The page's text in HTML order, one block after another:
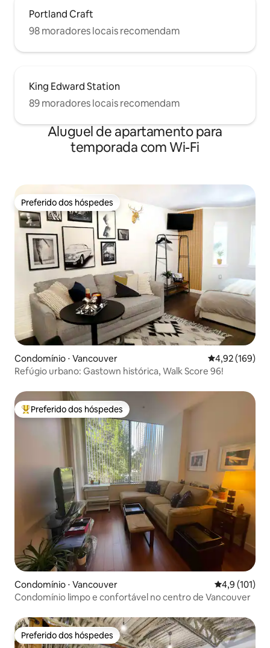
Portland Craft
98 moradores locais recomendam
King Edward Station
89 moradores locais recomendam
Aluguel de apartamento para
temporada com Wi-Fi
Preferido dos hóspedes
Preferido dos hóspedes
Condomínio ⋅ Vancouver 4,92 de uma
4,92 (169)
Refúgio urbano: Gastown histórica, Walk Score 96!
Entre os melhores preferidos dos hóspedes
Preferido dos hóspedes
Condomínio ⋅ Vancouver 4,9 de uma
4,9 (101)
Condomínio limpo e confortável no centro de Vancouver
Preferido dos hóspedes
Preferido dos hóspedes